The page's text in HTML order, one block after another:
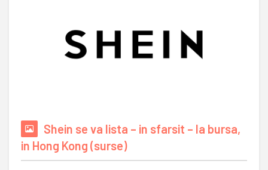
Shein se va lista – in sfarsit – la bursa,
in Hong Kong (surse)